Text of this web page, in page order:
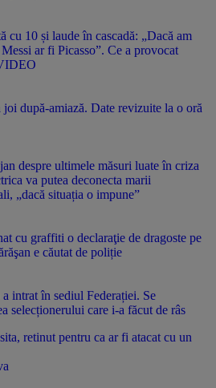
cu 10 și laude în cascadă: „Dacă am
ar fi Picasso”. Ce a provocat
după-amiază. Date revizuite la o oră
despre ultimele măsuri luate în criza
va putea deconecta marii
„dacă situația o impune”
cu graffiti o declaraţie de dragoste pe
e căutat de poliție
intrat în sediul Federației. Se
selecționerului care i-a făcut de râs
retinut pentru ca ar fi atacat cu un